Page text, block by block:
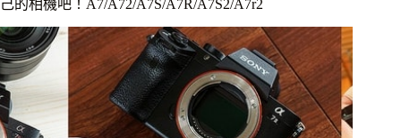
測]
防
手
震、
三
倍
變
己的相機吧！A7/A72/A7S/A7R/A7S2/A7r2